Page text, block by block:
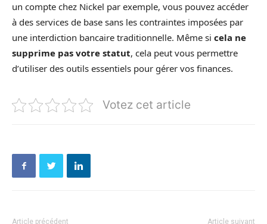
un compte chez Nickel par exemple, vous pouvez accéder
à des services de base sans les contraintes imposées par
une interdiction bancaire traditionnelle. Même si cela ne
supprime pas votre statut, cela peut vous permettre
d’utiliser des outils essentiels pour gérer vos finances.
Votez cet article
Article précédent Article suivant